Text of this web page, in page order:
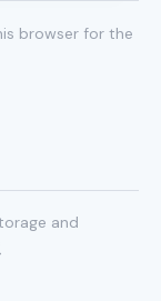
browser for the
and